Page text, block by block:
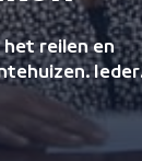
reilen en
getuige van
in